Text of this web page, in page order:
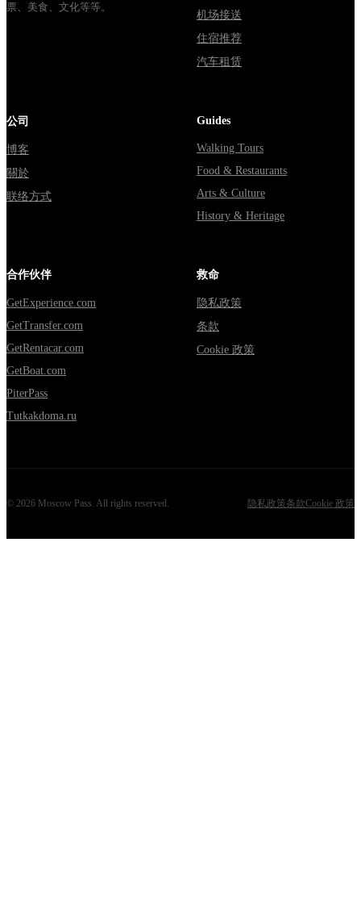
票、美食、文化等等。
机场接送
住宿推荐
汽车租赁
公司
博客
關於
联络方式
Guides
Walking Tours
Food & Restaurants
Arts & Culture
History & Heritage
合作伙伴
GetExperience.com
GetTransfer.com
GetRentacar.com
GetBoat.com
PiterPass
Tutkakdoma.ru
救命
隐私政策
条款
Cookie 政策
© 2026 Moscow Pass. All rights reserved. 隐私政策条款Cookie 政策